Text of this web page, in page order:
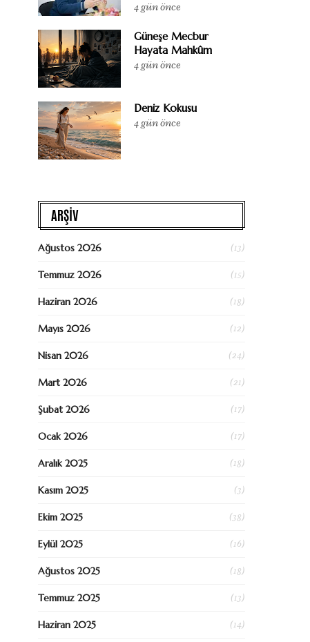
4 gün önce
Güneşe Mecbur
Hayata Mahkûm
4 gün önce
Deniz Kokusu
4 gün önce
ARŞİV
Ağustos 2026 (13)
Temmuz 2026 (15)
Haziran 2026 (18)
Mayıs 2026 (12)
Nisan 2026 (24)
Mart 2026 (21)
Şubat 2026 (17)
Ocak 2026 (17)
Aralık 2025 (18)
Kasım 2025 (3)
Ekim 2025 (38)
Eylül 2025 (16)
Ağustos 2025 (18)
Temmuz 2025 (13)
Haziran 2025 (14)